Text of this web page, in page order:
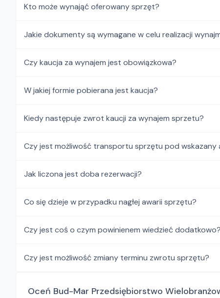
Kto może wynająć oferowany sprzęt?
Jakie dokumenty są wymagane w celu realizacji
Czy kaucja za wynajem jest obowiązkowa?
W jakiej formie pobierana jest kaucja?
Kiedy następuje zwrot kaucji za wynajem sprzetu?
Czy jest możliwość transportu sprzętu pod wskazany
Jak liczona jest doba rezerwacji?
Co się dzieje w przypadku nagłej awarii sprzętu?
Czy jest coś o czym powinienem wiedzieć dodatkowo?
Czy jest możliwość zmiany terminu zwrotu sprzętu?
Oceń Bud-Mar Przedsiębiorstwo